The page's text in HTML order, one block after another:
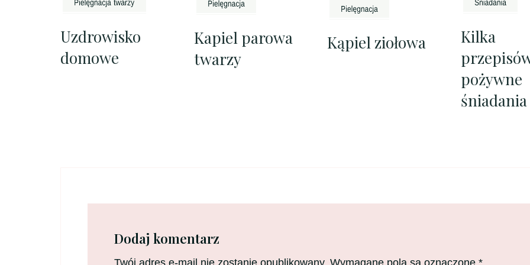
Uzdrowisko
domowe
Kapiel parowa
twarzy
Kąpiel ziołowa
Kilka
pożywne
śniadania
Dodaj komentarz
Twój adres e-mail nie zostanie opublikowany. Wymagane pola są oznaczone *